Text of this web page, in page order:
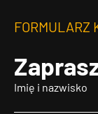
FORMULARZ